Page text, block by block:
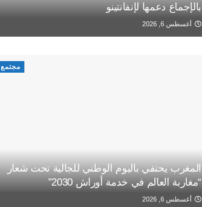
بالإجماع دعمها لإنفانتينو
أغسطس 6, 2026
مجتمع
المغرب يحتفي باليوم الوطني للجالية تحت شعار
“مغاربة العالم في خدمة أوراش 2030”
أغسطس 6, 2026